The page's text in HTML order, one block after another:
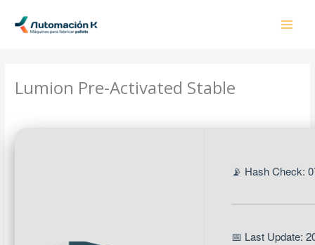
contenido
Lumion Pre-Activated Stable
📡 Hash Check:
📅 Last Update: